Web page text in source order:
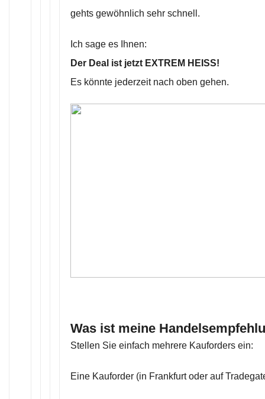
gehts gewöhnlich sehr schnell.
Ich sage es Ihnen:
Der Deal ist jetzt EXTREM HEISS!
Es könnte jederzeit nach oben gehen.
Was ist meine
Stellen Sie einfach mehrere Kauforders ein:
Eine Kauforder (in Frankfurt oder auf